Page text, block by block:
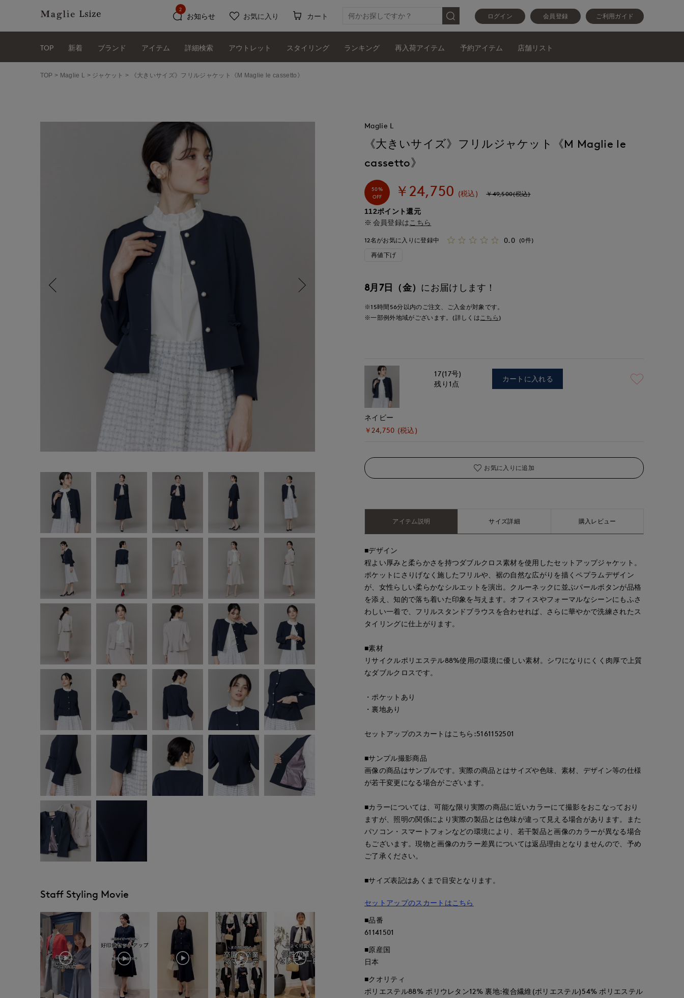
ログイン 会員登録 ご利用ガイド
お知らせ
2
お気に入り カート
TOP 新着 ブランド アイテム 詳細検索 アウトレット スタイリング ランキング 再入荷アイテム 予約アイテム 店舗リスト
TOP Maglie L ジャケット 《大きいサイズ》フリルジャケット《M Maglie le cassetto》
Staff Styling Movie
Maglie L
《大きいサイズ》フリルジャケット《M Maglie le
cassetto》
50%
OFF
￥24,750 (税込) ￥49,500(税込)
112ポイント還元
会員登録は こちら
12名がお気に入りに登録中 0.0 (0件)
再値下げ
8月7日（金） にお届けします！
※15時間 56分以内のご注文、ご入金が対象です。
※一部例外地域がございます。(詳しくはこちら )
ネイビー
￥24,750 (税込)
17(17号)
残り1点
カートに入れる
お気に入りに追加
アイテム説明 サイズ詳細 購入レビュー
■デザイン
程よい厚みと柔らかさを持つダブルクロス素材を使用したセットアップジャケット。
ポケットにさりげなく施したフリルや、裾の自然な広がりを描くペプラムデザイン
が、女性らしい柔らかなシルエットを演出。クルーネックに並ぶパールボタンが品格
を添え、知的で落ち着いた印象を与えます。オフィスやフォーマルなシーンにもふさ
わしい一着で、フリルスタンドブラウスを合わせれば、さらに華やかで洗練されたス
タイリングに仕上がります。
■素材
リサイクルポリエステル88%使用の環境に優しい素材。シワになりにくく肉厚で上質
なダブルクロスです。
・ポケットあり
・裏地あり
セットアップのスカートはこちら:5161152501
■サンプル撮影商品
画像の商品はサンプルです。実際の商品とはサイズや色味、素材、デザイン等の仕様
が若干変更になる場合がございます。
■カラーについては、可能な限り実際の商品に近いカラーにて撮影をおこなっており
ますが、照明の関係により実際の製品とは色味が違って見える場合があります。また
パソコン・スマートフォンなどの環境により、若干製品と画像のカラーが異なる場合
もございます。現物と画像のカラー差異については返品理由となりませんので、予め
ご了承ください。
■サイズ表記はあくまで目安となります。
セットアップのスカートはこちら
■品番
61141501
■原産国
日本
■クオリティ
ポリエステル88% ポリウレタン12% 裏地:複合繊維(ポリエステル)54% ポリエステル